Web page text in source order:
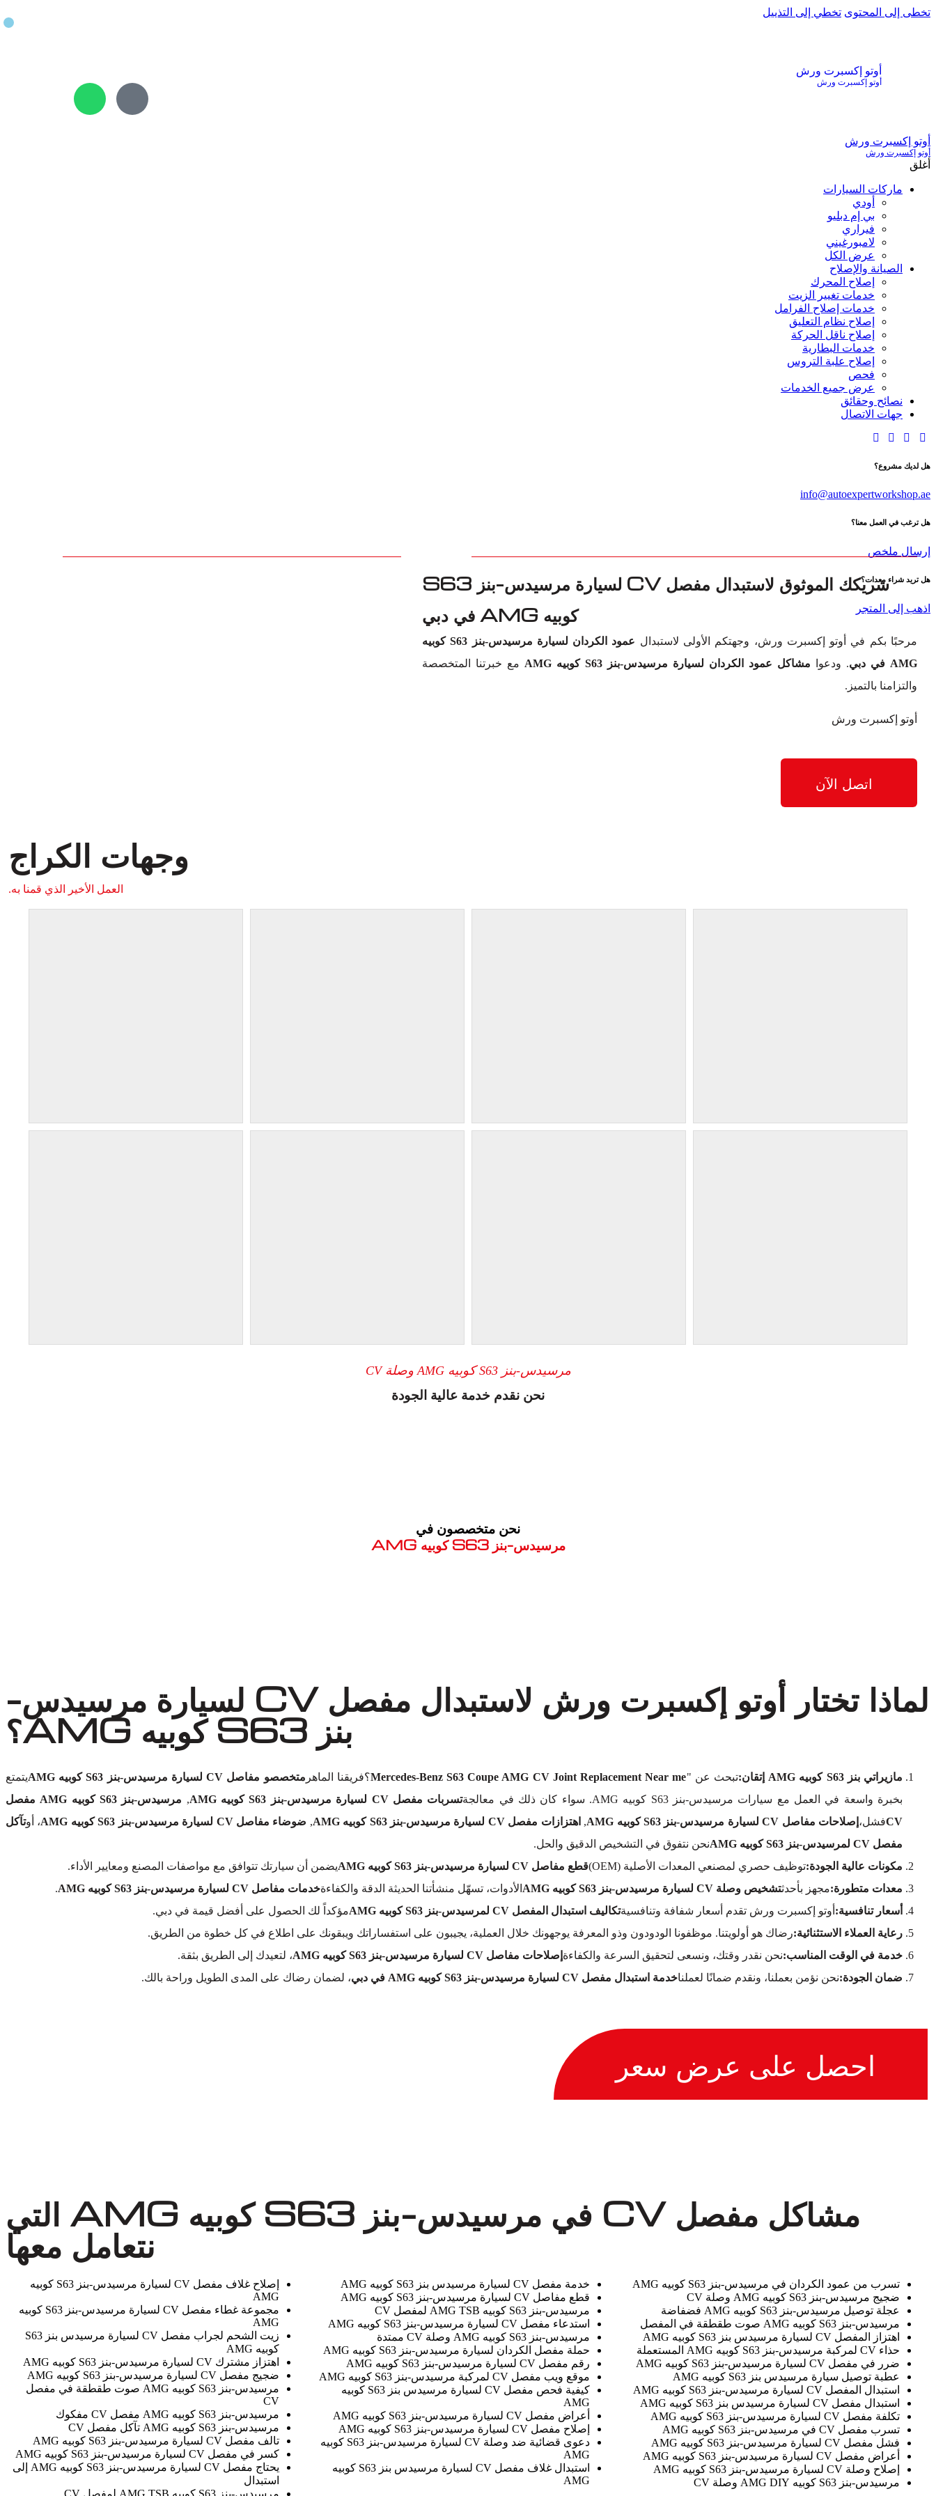
تخطى إلى المحتوى تخطي إلى التذييل
أوتو إكسبرت ورش
أوتو إكسبرت ورش
أوتو إكسبرت ورش
أوتو إكسبرت ورش
أغلق
ماركات السيارات
أودي
بي إم دبليو
فيراري
لامبورغيني
عرض الكل
الصيانة والإصلاح
إصلاح المحرك
خدمات تغيير الزيت
خدمات إصلاح الفرامل
إصلاح نظام التعليق
إصلاح ناقل الحركة
خدمات البطارية
إصلاح علبة التروس
فحص
عرض جميع الخدمات
نصائح وحقائق
جهات الاتصال
هل لديك مشروع؟
info@autoexpertworkshop.ae
هل ترغب في العمل معنا؟
إرسال ملخص
هل تريد شراء معدات؟
اذهب إلى المتجر
شريكك الموثوق لاستبدال مفصل CV لسيارة مرسيدس-بنز S63
كوبيه AMG في دبي
مرحبًا بكم في أوتو إكسبرت ورش، وجهتكم الأولى لاستبدال
عمود الكردان لسيارة مرسيدس-بنز S63 كوبيه
AMG في دبي
. ودعوا مشاكل عمود الكردان لسيارة مرسيدس-بنز S63 كوبيه AMG
مع خبرتنا المتخصصة
والتزامنا بالتميز.
أوتو إكسبرت ورش
اتصل الآن
وجهات الكراج
العمل الأخير الذي قمنا به.
مرسيدس-بنز S63 كوبيه AMG وصلة CV
نحن نقدم خدمة عالية الجودة
نحن متخصصون في
مرسيدس-بنز S63 كوبيه AMG
لماذا تختار أوتو إكسبرت ورش لاستبدال مفصل CV لسيارة مرسيدس-
بنز S63 كوبيه AMG؟
مازيراتي بنز S63 كوبيه AMG إتقان: تبحث عن "Mercedes-Benz S63 Coupe AMG CV Joint Replacement Near me؟فريقنا الماهر متخصصو مفاصل CV لسيارة مرسيدس-بنز S63 كوبيه AMG
يتمتع
بخبرة واسعة في العمل مع سيارات مرسيدس-بنز S63 كوبيه AMG. سواء كان ذلك في معالجة
تسربات مفصل CV لسيارة مرسيدس-بنز S63 كوبيه AMG ,
مرسيدس-بنز S63 كوبيه AMG مفصل
CVفشل، إصلاحات مفاصل CV لسيارة مرسيدس-بنز S63 كوبيه AMG , اهتزازات مفصل CV لسيارة مرسيدس-بنز S63 كوبيه AMG , ضوضاء مفاصل CV لسيارة مرسيدس-بنز S63 كوبيه AMG ، أوتآكل
مفصل CV لمرسيدس-بنز S63 كوبيه AMG
نحن نتفوق في التشخيص الدقيق والحل.
مكونات عالية الجودة:توظيف حصري لمصنعي المعدات الأصلية (OEM) قطع مفاصل CV لسيارة مرسيدس-بنز S63 كوبيه AMG
يضمن أن سيارتك تتوافق مع مواصفات المصنع ومعايير الأداء.
معدات متطورة:مجهز بأحدثتشخيص وصلة CV لسيارة مرسيدس-بنز S63 كوبيه AMG الأدوات، تسهّل منشأتنا الحديثة الدقة والكفاءةخدمات مفاصل CV لسيارة مرسيدس-بنز S63 كوبيه AMG
.
أسعار تنافسية: أوتو إكسبرت ورش تقدم أسعار شفافة وتنافسيةتكاليف استبدال المفصل CV لمرسيدس-بنز S63 كوبيه AMG
مؤكداً لك الحصول على أفضل قيمة في دبي.
رعاية العملاء الاستثنائية:رضاك هو أولويتنا. موظفونا الودودون وذو المعرفة يوجهونك خلال العملية، يجيبون على استفساراتك ويبقونك على اطلاع في كل خطوة من الطريق.
خدمة في الوقت المناسب:نحن نقدر وقتك، ونسعى لتحقيق السرعة والكفاءة إصلاحات مفاصل CV لسيارة مرسيدس-بنز S63 كوبيه AMG
، لتعيدك إلى الطريق بثقة.
ضمان الجودة:نحن نؤمن بعملنا، ونقدم ضمانًا لعملناخدمة استبدال مفصل CV لسيارة مرسيدس-بنز S63 كوبيه AMG في دبي ، لضمان رضاك على المدى الطويل وراحة بالك.
احصل على عرض سعر
مشاكل مفصل CV في مرسيدس-بنز S63 كوبيه AMG التي
نتعامل معها
تسرب من عمود الكردان في مرسيدس-بنز S63 كوبيه AMG
ضجيج مرسيدس-بنز S63 كوبيه AMG وصلة CV
عجلة توصيل مرسيدس-بنز S63 كوبيه AMG فضفاضة
مرسيدس-بنز S63 كوبيه AMG صوت طقطقة في المفصل
اهتزاز المفصل CV لسيارة مرسيدس بنز S63 كوبيه AMG
حذاء CV لمركبة مرسيدس-بنز S63 كوبيه AMG المستعملة
ضرر في مفصل CV لسيارة مرسيدس-بنز S63 كوبيه AMG
عطبة توصيل سيارة مرسيدس بنز S63 كوبيه AMG
استبدال المفصل CV لسيارة مرسيدس-بنز S63 كوبيه AMG
استبدال مفصل CV لسيارة مرسيدس بنز S63 كوبيه AMG
تكلفة مفصل CV لسيارة مرسيدس-بنز S63 كوبيه AMG
تسرب مفصل CV في مرسيدس-بنز S63 كوبيه AMG
فشل مفصل CV لسيارة مرسيدس-بنز S63 كوبيه AMG
أعراض مفصل CV لسيارة مرسيدس-بنز S63 كوبيه AMG
إصلاح وصلة CV لسيارة مرسيدس-بنز S63 كوبيه AMG
مرسيدس-بنز S63 كوبيه AMG DIY وصلة CV
خدمة مفصل CV لسيارة مرسيدس بنز S63 كوبيه AMG
قطع مفاصل CV لسيارة مرسيدس-بنز S63 كوبيه AMG
مرسيدس-بنز S63 كوبيه AMG TSB لمفصل CV
استدعاء مفصل CV لسيارة مرسيدس-بنز S63 كوبيه AMG
مرسيدس-بنز S63 كوبيه AMG وصلة CV ممتدة
حملة مفصل الكردان لسيارة مرسيدس-بنز S63 كوبيه AMG
رقم مفصل CV لسيارة مرسيدس-بنز S63 كوبيه AMG
موقع ويب مفصل CV لمركبة مرسيدس-بنز S63 كوبيه AMG
كيفية فحص مفصل CV لسيارة مرسيدس بنز S63 كوبيه
AMG
أعراض مفصل CV لسيارة مرسيدس-بنز S63 كوبيه AMG
إصلاح مفصل CV لسيارة مرسيدس-بنز S63 كوبيه AMG
دعوى قضائية ضد وصلة CV لسيارة مرسيدس-بنز S63 كوبيه
AMG
استبدال غلاف مفصل CV لسيارة مرسيدس بنز S63 كوبيه
AMG
إصلاح غلاف مفصل CV لسيارة مرسيدس-بنز S63 كوبيه
AMG
مجموعة غطاء مفصل CV لسيارة مرسيدس-بنز S63 كوبيه
AMG
زيت الشحم لجراب مفصل CV لسيارة مرسيدس بنز S63
كوبيه AMG
اهتزاز مشترك CV لسيارة مرسيدس-بنز S63 كوبيه AMG
ضجيج مفصل CV لسيارة مرسيدس-بنز S63 كوبيه AMG
مرسيدس-بنز S63 كوبيه AMG صوت طقطقة في مفصل
CV
مرسيدس-بنز S63 كوبيه AMG مفصل CV مفكوك
مرسيدس-بنز S63 كوبيه AMG تآكل مفصل CV
تالف مفصل CV لسيارة مرسيدس-بنز S63 كوبيه AMG
كسر في مفصل CV لسيارة مرسيدس-بنز S63 كوبيه AMG
يحتاج مفصل CV لسيارة مرسيدس-بنز S63 كوبيه AMG إلى
استبدال
مرسيدس-بنز S63 كوبيه AMG TSB لمفصل CV